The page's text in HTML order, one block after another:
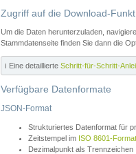
Zugriff auf die Download-
Um die Daten herunterzuladen,
Stammdatenseite finden Sie dann die
ℹ️ Eine detaillierte Schritt-für-Schritt-
Verfügbare Datenformate
JSON-Format
Strukturiertes Datenformat für
Zeitstempel im ISO 8601-Format
Dezimalpunkt als Trennzeichen